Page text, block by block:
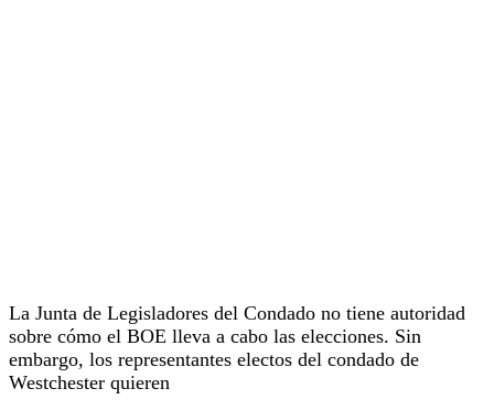
La Junta de Legisladores del Condado no tiene autoridad
sobre cómo el BOE lleva a cabo las elecciones. Sin
embargo, los representantes electos del condado de
Westchester quieren